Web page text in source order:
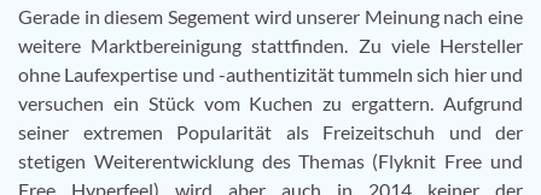
Gerade in diesem Segement wird unserer Meinung nach eine
weitere Marktbereinigung stattfinden. Zu viele Hersteller
ohne Laufexpertise und -authentizität tummeln sich hier und
versuchen ein Stück vom Kuchen zu ergattern. Aufgrund
seiner extremen Popularität als Freizeitschuh und der
stetigen Weiterentwicklung des Themas (Flyknit Free und
Free Hyperfeel) wird aber auch in 2014 keiner der